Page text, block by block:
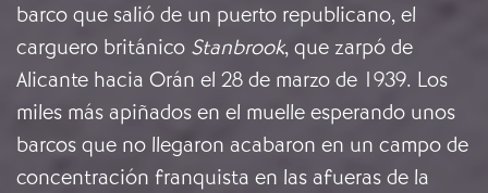
barco que salió de un puerto republicano, el
carguero británico Stanbrook, que zarpó de
Alicante hacia Orán el 28 de marzo de 1939. Los
miles más apiñados en el muelle esperando unos
barcos que no llegaron acabaron en un campo de
concentración franquista en las afueras de la